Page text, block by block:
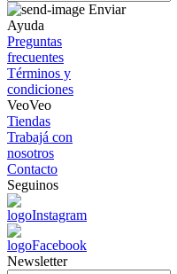
Enviar
Ayuda
Preguntas
frecuentes
Términos y
condiciones
VeoVeo
Tiendas
Trabajá con
nosotros
Contacto
Seguinos
Newsletter